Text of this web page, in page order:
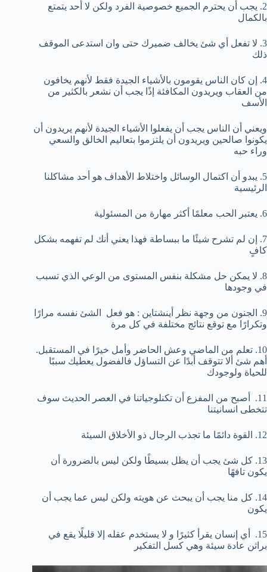
2. يجب أن يحترم الجميع خصوصية الفرد ولكن لا أحد يتمتع
بالكمال
3. لا تفعل أي شئ يخالف ضميرك حتى وان استدعى الموقف
ذلك
4. إن كان الناس يقومون بالأشياء الجيدة فقط لأنهم يخافون
من العقاب ويريدون المكافئة إذًا يجب أن نشعر بالكثير من
الأسف
ويعني أن الناس يجب أن يفعلوا الأشياء الجيدة لأنهم يريدون أن
يكونوا صالحين ويريدون أن يلتزموا بتعاليم الخالق والسعي
وراء حبه
5. يبدو أن اكتمال الوسائل واختلاط الأهداف هو أحد مشاكلنا
الرئيسية
6. يعتبر الحب معلمًا أكثر مهارة من المسئولية
7. إن لم تشرح شيئًا ما ببساطة فهذا يعني أنك لم تفهمه بشكل
كافٍ
8. لا يمكن حل مشكلة بنفس المستوى من الوعي الذي تسبب
في وجودها
9. الجنون من وجهة نظر أينشتاين : هو فعل الشئ نفسه مرارًا
وتكرارًا مع توقع نتائج مختلفة في كل مرة
10. تعلم من الماضي وعش الحاضر وأمل خيرًا في المستقبل.
أهم شئ ألا تتوقف أبدًا عن التساؤل فالفضول يعطيك سببًا
للحياة ولوجودك
11. أصبح من المفزع أن تكنلوجياتنا في العصر الحديث سوف
تتخطى انسانيتنا
12. القوة دائمًا ما تجذب الرجال ذو الأخلاق السيئة
13. كل شئ يجب أن يظل بسيطًا ولكن ليس بالضرورة أن
يكون تافهًا
14. كل منا يجب أن يبحث عن هويته ولكن ليس عما يجب أن
يكون
15. أي إنسان يقرأ كثيرًا و لا يستخدم عقله إلا قليلًا يقع في
براثن عادة سيئة وهي كسل التفكير